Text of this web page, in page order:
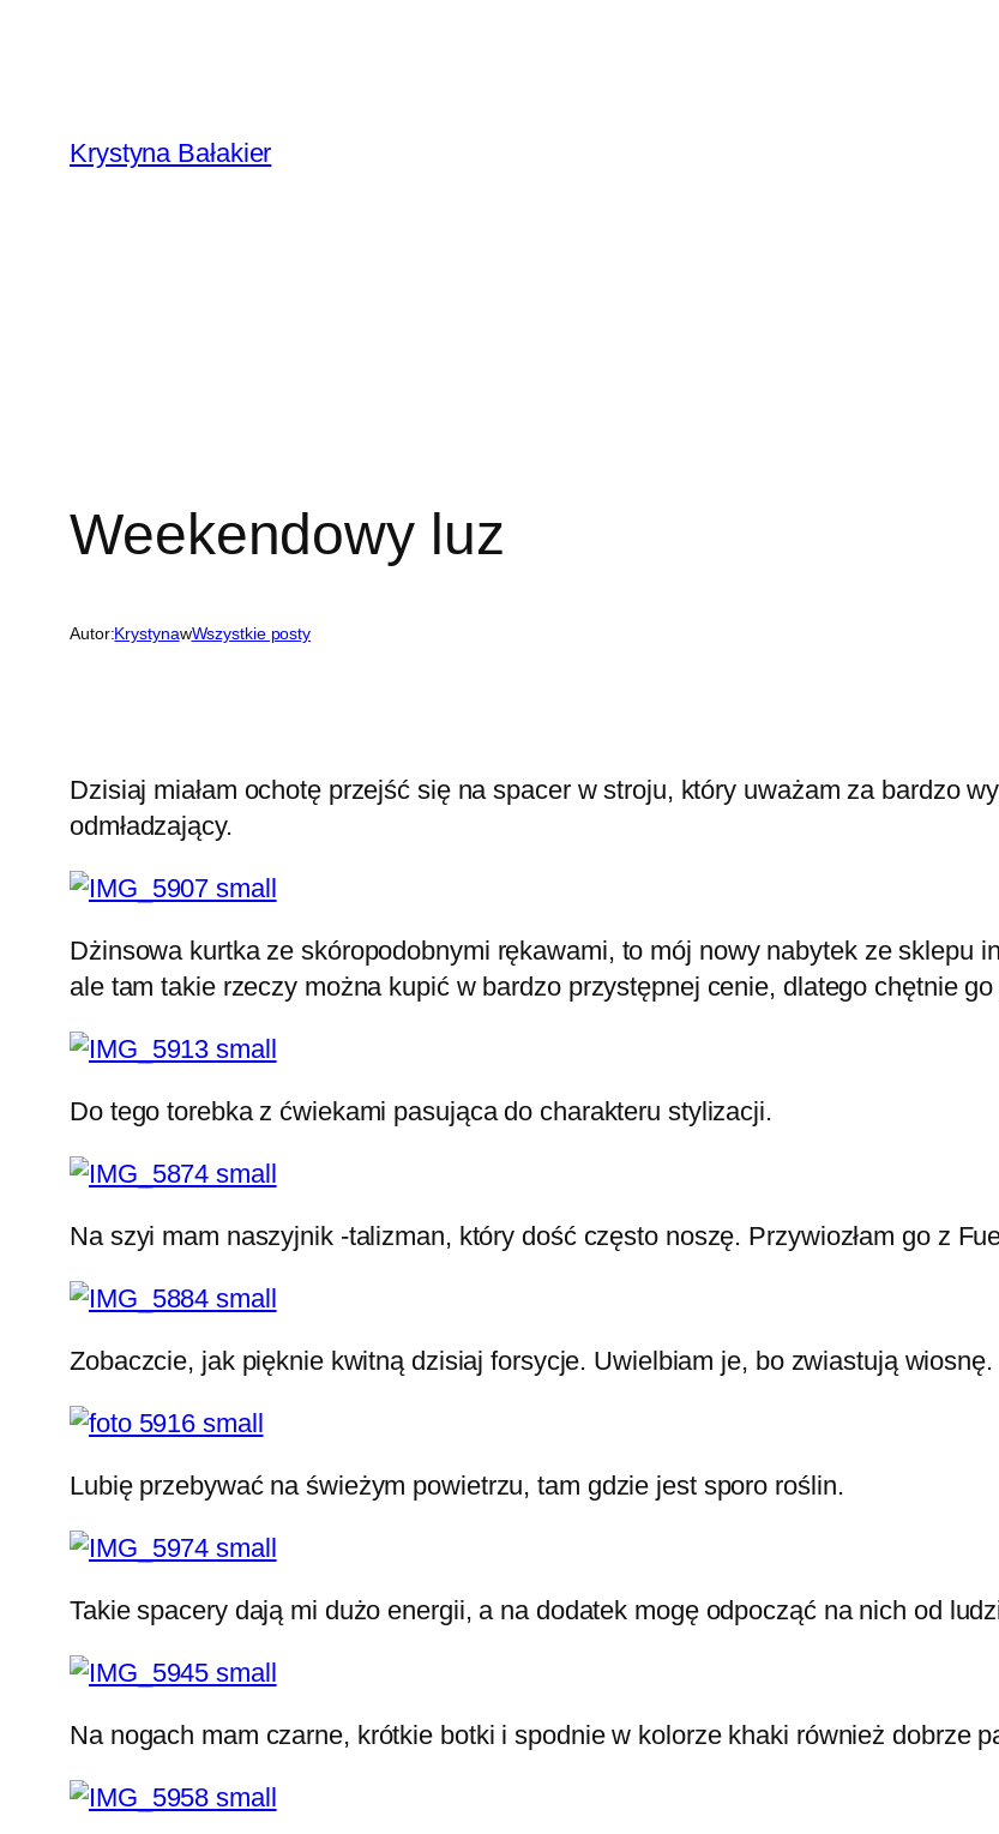
Krystyna Bałakier
Weekendowy luz
Autor:KrystynawWszystkie posty
Dzisiaj miałam ochotę przejść się na spacer w stroju, który uważam za bardzo
odmładzający.
Dżinsowa kurtka ze skóropodobnymi rękawami, to mój nowy nabytek ze sklepu
ale tam takie rzeczy można kupić w bardzo przystępnej cenie, dlatego chętnie
Do tego torebka z ćwiekami pasująca do charakteru stylizacji.
Na szyi mam naszyjnik -talizman, który dość często noszę. Przywiozłam go z
Zobaczcie, jak pięknie kwitną dzisiaj forsycje. Uwielbiam je, bo zwiastują wiosnę.
Lubię przebywać na świeżym powietrzu, tam gdzie jest sporo roślin.
Takie spacery dają mi dużo energii, a na dodatek mogę odpocząć na nich od
Na nogach mam czarne, krótkie botki i spodnie w kolorze khaki również dobrze